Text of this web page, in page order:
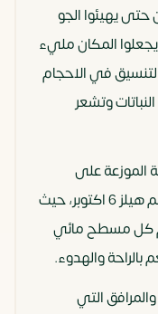
حتى يهيئوا الجو
المكان مليء
التنسيق في الاحجام
وتشعر
الموزعة على
المشروع بالكامل كمبوند بامبو بالم هيلز 6 اكتوبر، حيث
كل مسطح مائي
والهدوء.
التي